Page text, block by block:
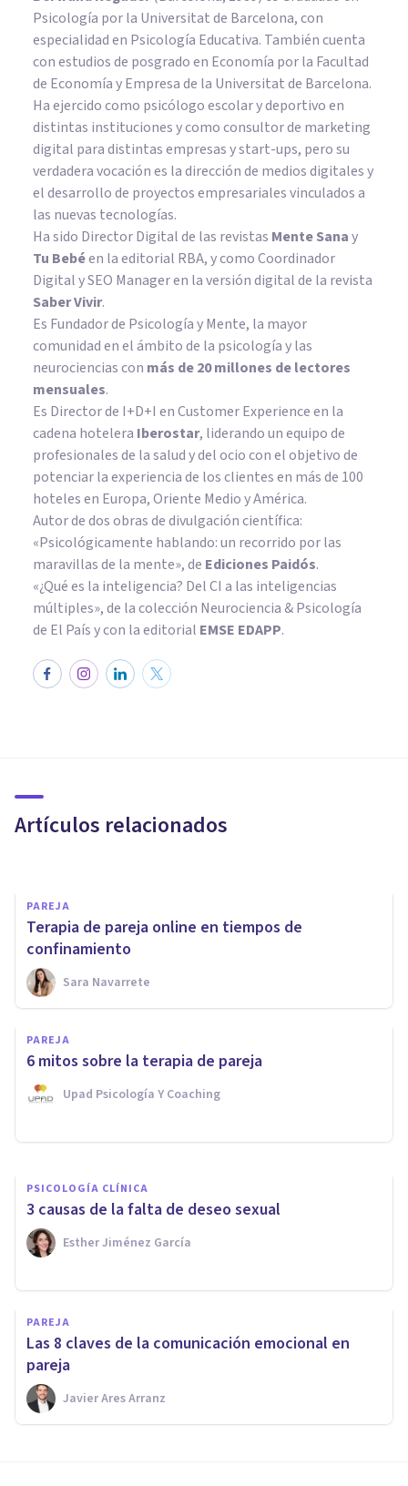
Psicología por la Universitat de Barcelona, con
especialidad en Psicología Educativa. También cuenta
con estudios de posgrado en Economía por la Facultad
de Economía y Empresa de la Universitat de Barcelona.
Ha ejercido como psicólogo escolar y deportivo en
distintas instituciones y como consultor de marketing
digital para distintas empresas y start-ups, pero su
verdadera vocación es la dirección de medios digitales y
el desarrollo de proyectos empresariales vinculados a
las nuevas tecnologías.
Ha sido Director Digital de las revistas Mente Sanay
Tu Bebéen la editorial RBA, y como Coordinador
Digital y SEO Manager en la versión digital de la revista
Saber Vivir.
Es Fundador de Psicología y Mente, la mayor
comunidad en el ámbito de la psicología y las
neurociencias con más de 20 millones de lectores
mensuales.
Es Director de I+D+I en Customer Experience en la
cadena hotelera Iberostar, liderando un equipo de
profesionales de la salud y del ocio con el objetivo de
potenciar la experiencia de los clientes en más de 100
hoteles en Europa, Oriente Medio y América.
Autor de dos obras de divulgación científica:
«Psicológicamente hablando: un recorrido por las
maravillas de la mente», de Ediciones Paidós.
«¿Qué es la inteligencia? Del CI a las inteligencias
múltiples», de la colección Neurociencia & Psicología
de El País y con la editorial EMSE EDAPP.
Artículos relacionados
cuentan
PAREJA
Terapia de pareja online en tiempos de
confinamiento
Sara Navarrete
PAREJA
6 mitos sobre la terapia de pareja
Upad Psicología Y Coaching
¿Son más infieles los hombres
o las mujeres?
PSICOLOGÍA CLÍNICA
3 causas de la falta de deseo sexual
Esther Jiménez García
PAREJA
Las 8 claves de la comunicación emocional en
pareja
Javier Ares Arranz